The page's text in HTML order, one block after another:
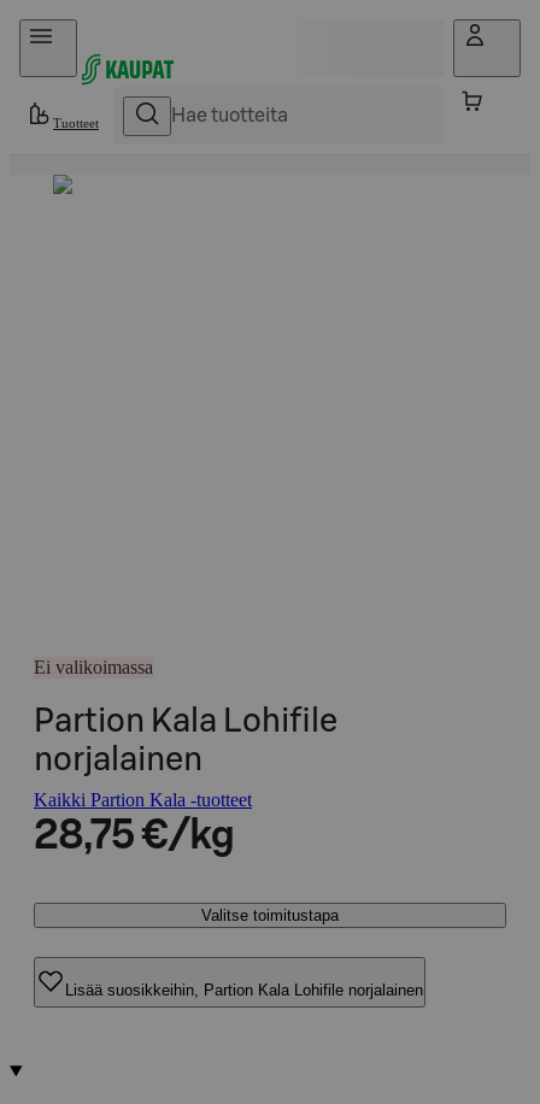
Hyppää sisältöön
Tuotteet
Ei valikoimassa
Partion Kala Lohifile
norjalainen
Kaikki Partion Kala -tuotteet
28,75 €/kg
Valitse toimitustapa
Lisää suosikkeihin, Partion Kala Lohifile norjalainen